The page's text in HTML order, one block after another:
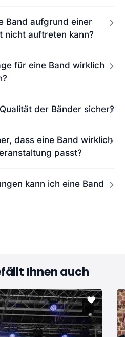
Band aufgrund einer
nicht auftreten kann?
für eine Band wirklich
der Bänder sicher?
dass eine Band wirklich
passt?
kann ich eine Band
Ihnen auch